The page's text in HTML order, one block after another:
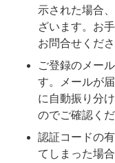
示された場合
ざいます。お
お問合せくださ
ご登録のメー
す。メールが
に自動振り分
のでご確認くだ
認証コードの
てしまった場